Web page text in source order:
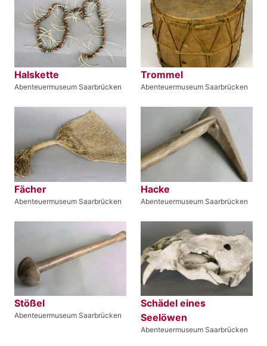
Halskette
Abenteuermuseum Saarbrücken
Trommel
Abenteuermuseum Saarbrücken
Fächer
Abenteuermuseum Saarbrücken
Hacke
Abenteuermuseum Saarbrücken
Stößel
Abenteuermuseum Saarbrücken
Schädel eines
Seelöwen
Abenteuermuseum Saarbrücken